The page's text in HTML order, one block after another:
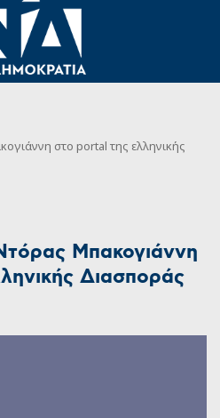
στο portal της ελληνικής
Μπακογιάννη
Διασποράς